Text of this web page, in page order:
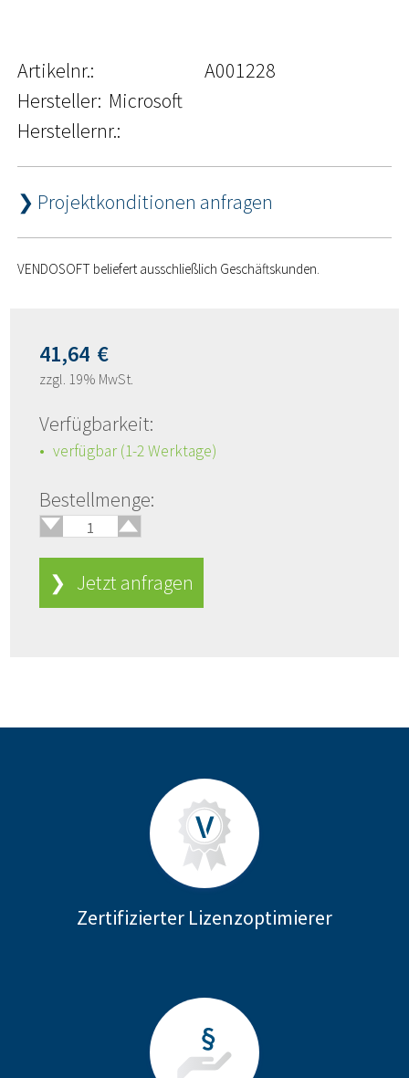
Artikelnr.:
A001228
Hersteller: Microsoft
Herstellernr.:
❯ Projektkonditionen anfragen
VENDOSOFT beliefert ausschließlich Geschäftskunden.
41,64 €
zzgl. 19% MwSt.
Verfügbarkeit:
verfügbar (1-2 Werktage)
Bestellmenge:
🢓
🢑
❯ Jetzt anfragen
Zertifizierter Lizenzoptimierer